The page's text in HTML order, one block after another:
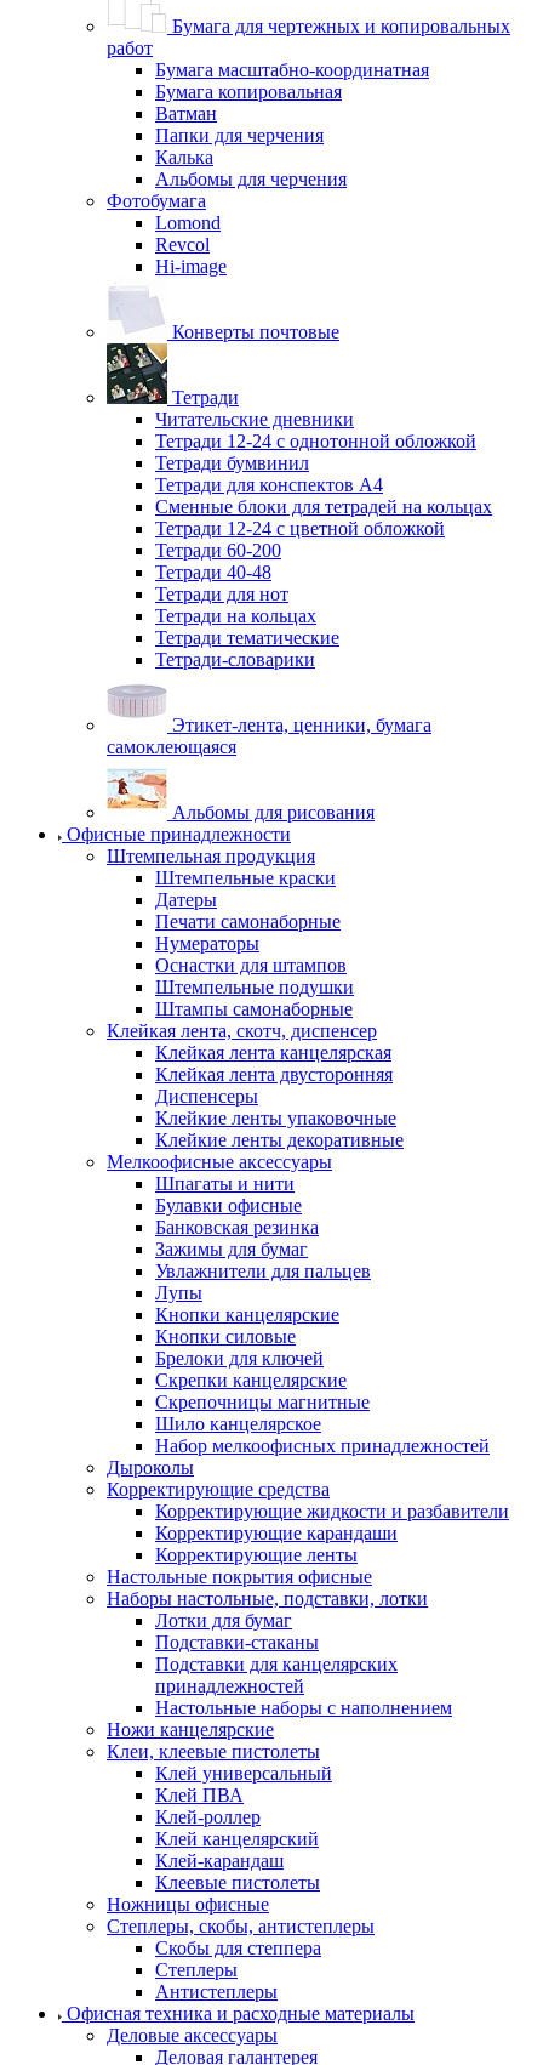
Бумага для чертежных и копировальных
работ
Бумага масштабно-координатная
Бумага копировальная
Ватман
Папки для черчения
Калька
Альбомы для черчения
Фотобумага
Lomond
Revcol
Hi-image
Конверты почтовые
Тетради
Читательские дневники
Тетради 12-24 с однотонной обложкой
Тетради бумвинил
Тетради для конспектов А4
Сменные блоки для тетрадей на кольцах
Тетради 12-24 с цветной обложкой
Тетради 60-200
Тетради 40-48
Тетради для нот
Тетради на кольцах
Тетради тематические
Тетради-словарики
Этикет-лента, ценники, бумага
самоклеющаяся
Альбомы для рисования
Офисные принадлежности
Штемпельная продукция
Штемпельные краски
Датеры
Печати самонаборные
Нумераторы
Оснастки для штампов
Штемпельные подушки
Штампы самонаборные
Клейкая лента, скотч, диспенсер
Клейкая лента канцелярская
Клейкая лента двусторонняя
Диспенсеры
Клейкие ленты упаковочные
Клейкие ленты декоративные
Мелкоофисные аксессуары
Шпагаты и нити
Булавки офисные
Банковская резинка
Зажимы для бумаг
Увлажнители для пальцев
Лупы
Кнопки канцелярские
Кнопки силовые
Брелоки для ключей
Скрепки канцелярские
Скрепочницы магнитные
Шило канцелярское
Набор мелкоофисных принадлежностей
Дыроколы
Корректирующие средства
Корректирующие жидкости и разбавители
Корректирующие карандаши
Корректирующие ленты
Настольные покрытия офисные
Наборы настольные, подставки, лотки
Лотки для бумаг
Подставки-стаканы
Подставки для канцелярских
принадлежностей
Настольные наборы с наполнением
Ножи канцелярские
Клеи, клеевые пистолеты
Клей универсальный
Клей ПВА
Клей-роллер
Клей канцелярский
Клей-карандаш
Клеевые пистолеты
Ножницы офисные
Степлеры, скобы, антистеплеры
Скобы для степпера
Степлеры
Антистеплеры
Офисная техника и расходные материалы
Деловые аксессуары
Деловая галантерея